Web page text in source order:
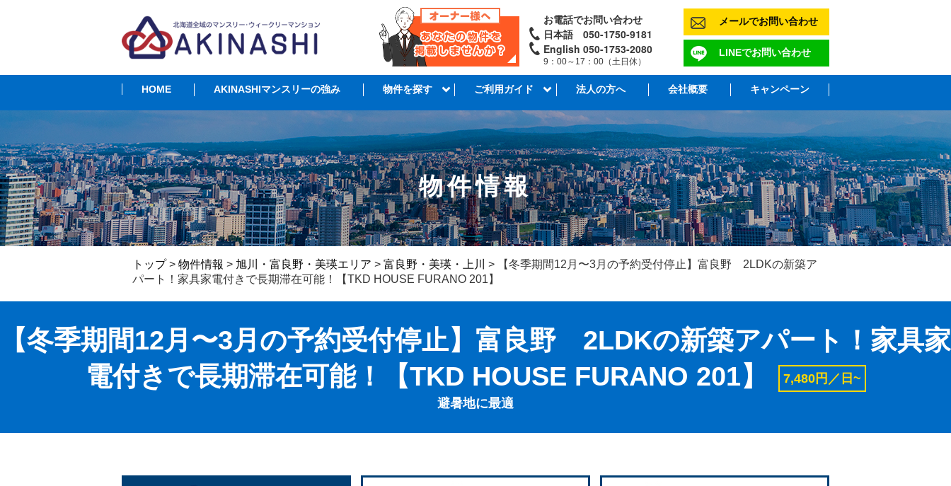
お電話でお問い合わせ
日本語 050-1750-9181
English 050-1753-2080
9：00～17：00（土日休）
メールでお問い合わせ
LINEでお問い合わせ
HOME AKINASHIマンスリーの強み 物件を探す ご利用ガイド 法人の方へ 会社概要 キャンペーン
物件情報
トップ> 物件情報 > 旭川・富良野・美瑛エリア > 富良野・美瑛・上川 >
【冬季期間12月〜3月の予約受付停止】富良野 2LDKの新築ア
パート！家具家電付きで長期滞在可能！【TKD HOUSE FURANO 201】
【冬季期間12月〜3月の予約受付停止】富良野 2LDKの新築アパート！家具家
電付きで長期滞在可能！【TKD HOUSE FURANO 201】
7,480円／日~
避暑地に最適